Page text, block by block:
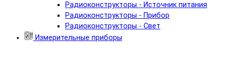
Радиоконструкторы - Источник питания
Радиоконструкторы - Прибор
Радиоконструкторы - Свет
Измерительные приборы